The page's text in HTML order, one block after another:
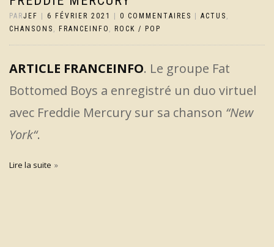
PARJEF 6 FÉVRIER 2021 0 COMMENTAIRES ACTUS ,
CHANSONS , FRANCEINFO , ROCK / POP
ARTICLE FRANCEINFO. Le groupe Fat
Bottomed Boys a enregistré un duo virtuel
avec Freddie Mercury sur sa chanson “New
York“.
Lire la suite